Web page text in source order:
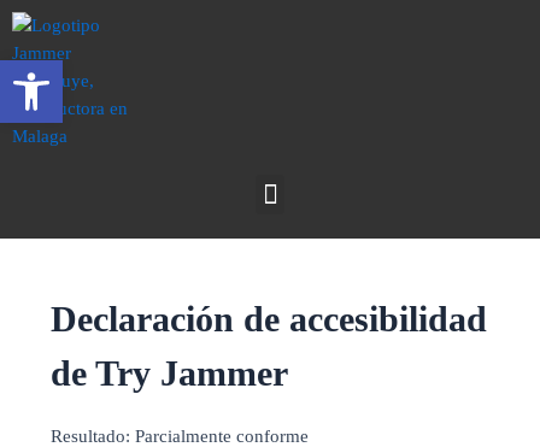
Abrir barra de herramientas
Menú
Declaración de accesibilidad
de Try Jammer
Resultado: Parcialmente conforme